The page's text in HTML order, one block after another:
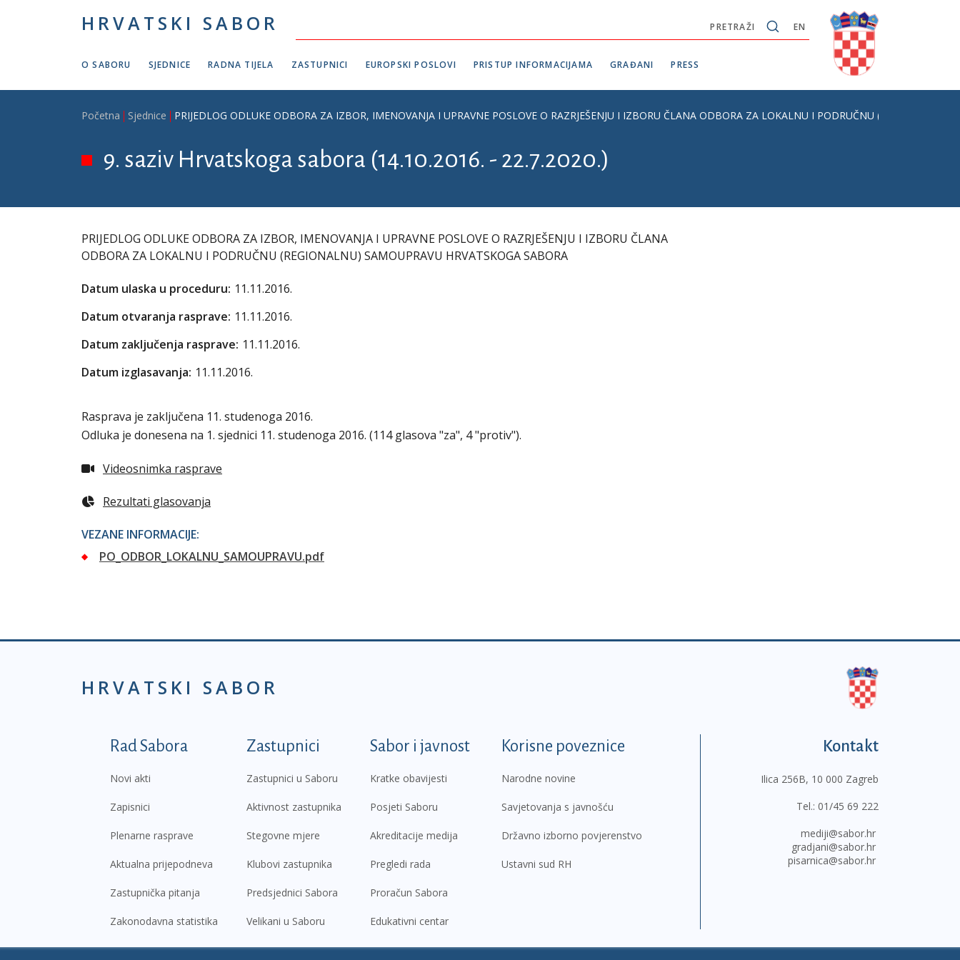
HRVATSKI SABOR EN
PRETRAŽI
O SABORU SJEDNICE RADNA TIJELA ZASTUPNICI EUROPSKI POSLOVI PRISTUP INFORMACIJAMA GRAĐANI PRESS
Breadcrumb
Početna Sjednice PRIJEDLOG ODLUKE ODBORA ZA IZBOR, IMENOVANJA I UPRAVNE POSLOVE O RAZRJEŠENJU I IZBORU ČLANA ODBORA ZA LOKALNU I PODRUČNU (REGIONALNU)
9. saziv Hrvatskoga sabora (14.10.2016. - 22.7.2020.)
PRIJEDLOG ODLUKE ODBORA ZA IZBOR, IMENOVANJA I UPRAVNE POSLOVE O RAZRJEŠENJU I IZBORU ČLANA
ODBORA ZA LOKALNU I PODRUČNU (REGIONALNU) SAMOUPRAVU HRVATSKOGA SABORA
Datum ulaska u proceduru: 11.11.2016.
Datum otvaranja rasprave: 11.11.2016.
Datum zaključenja rasprave: 11.11.2016.
Datum izglasavanja: 11.11.2016.
Rasprava je zaključena 11. studenoga 2016.
Odluka je donesena na 1. sjednici 11. studenoga 2016. (114 glasova "za", 4 "protiv").
Videosnimka rasprave
Rezultati glasovanja
VEZANE INFORMACIJE:
PO_ODBOR_LOKALNU_SAMOUPRAVU.pdf
HRVATSKI SABOR
Podnožje prvi izbornik
Rad Sabora
Novi akti
Zapisnici
Plenarne rasprave
Aktualna prijepodneva
Zastupnička pitanja
Zakonodavna statistika
Zastupnici
Zastupnici u Saboru
Aktivnost zastupnika
Stegovne mjere
Klubovi zastupnika
Predsjednici Sabora
Velikani u Saboru
Sabor i javnost
Kratke obavijesti
Posjeti Saboru
Akreditacije medija
Pregledi rada
Proračun Sabora
Edukativni centar
Korisne poveznice
Narodne novine
Savjetovanja s javnošću
Državno izborno povjerenstvo
Ustavni sud RH
Kontakt
Ilica 256B, 10 000 Zagreb
Tel.: 01/45 69 222
mediji@sabor.hr
gradjani@sabor.hr
pisarnica@sabor.hr